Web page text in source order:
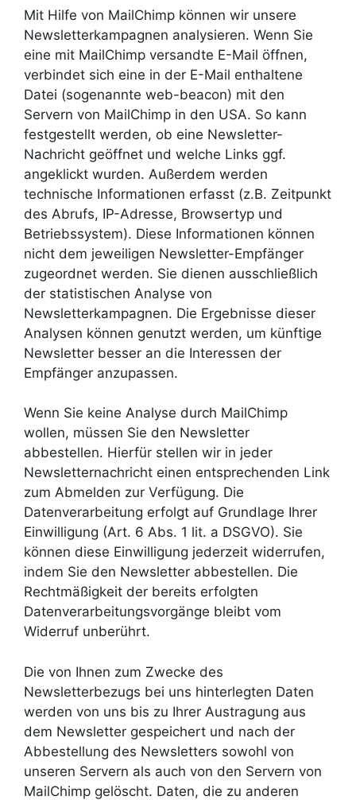
Mit Hilfe von MailChimp können wir unsere
Newsletterkampagnen analysieren. Wenn Sie
eine mit MailChimp versandte E-Mail öffnen,
verbindet sich eine in der E-Mail enthaltene
Datei (sogenannte web-beacon) mit den
Servern von MailChimp in den USA. So kann
festgestellt werden, ob eine Newsletter-
Nachricht geöffnet und welche Links ggf.
angeklickt wurden. Außerdem werden
technische Informationen erfasst (z.B. Zeitpunkt
des Abrufs, IP-Adresse, Browsertyp und
Betriebssystem). Diese Informationen können
nicht dem jeweiligen Newsletter-Empfänger
zugeordnet werden. Sie dienen ausschließlich
der statistischen Analyse von
Newsletterkampagnen. Die Ergebnisse dieser
Analysen können genutzt werden, um künftige
Newsletter besser an die Interessen der
Empfänger anzupassen.
Wenn Sie keine Analyse durch MailChimp
wollen, müssen Sie den Newsletter
abbestellen. Hierfür stellen wir in jeder
Newsletternachricht einen entsprechenden Link
zum Abmelden zur Verfügung. Die
Datenverarbeitung erfolgt auf Grundlage Ihrer
Einwilligung (Art. 6 Abs. 1 lit. a DSGVO). Sie
können diese Einwilligung jederzeit widerrufen,
indem Sie den Newsletter abbestellen. Die
Rechtmäßigkeit der bereits erfolgten
Datenverarbeitungsvorgänge bleibt vom
Widerruf unberührt.
Die von Ihnen zum Zwecke des
Newsletterbezugs bei uns hinterlegten Daten
werden von uns bis zu Ihrer Austragung aus
dem Newsletter gespeichert und nach der
Abbestellung des Newsletters sowohl von
unseren Servern als auch von den Servern von
MailChimp gelöscht. Daten, die zu anderen